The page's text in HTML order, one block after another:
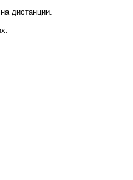
дистанции.